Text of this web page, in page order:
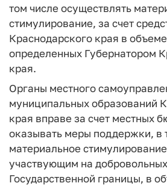
том числе осуществлять
стимулирование, за счет
Краснодарского края в
определенных Губернатором
края.
Органы местного
муниципальных образований
края вправе за счет местных
оказывать меры поддержки, в
материальное
участвующим на
Государственной границы, в